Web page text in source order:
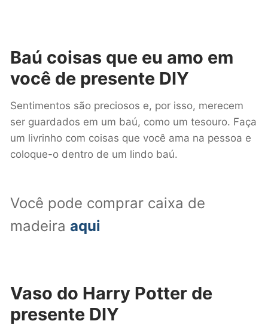
Baú coisas que eu amo em
você de presente DIY
Sentimentos são preciosos e, por isso, merecem
ser guardados em um baú, como um tesouro. Faça
um livrinho com coisas que você ama na pessoa e
coloque-o dentro de um lindo baú.
Você pode comprar caixa de
madeira aqui
Vaso do Harry Potter de
presente DIY